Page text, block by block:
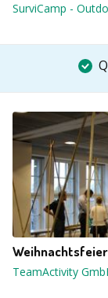
SurviCamp -
TeamActivity